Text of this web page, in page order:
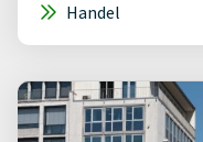
Handel